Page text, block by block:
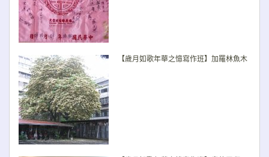
【歲月如歌年華之憶寫作班】加羅林魚木